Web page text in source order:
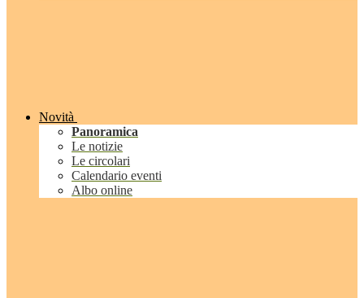
Novità
Panoramica
Le notizie
Le circolari
Calendario eventi
Albo online